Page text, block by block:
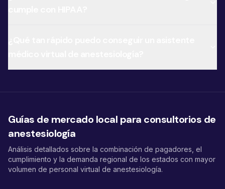
Guías de mercado local para consultorios de
anestesiología
Análisis detallados sobre la combinación de pagadores, el
cumplimiento y la demanda regional de los estados con mayor
volumen de personal virtual de anestesiología.